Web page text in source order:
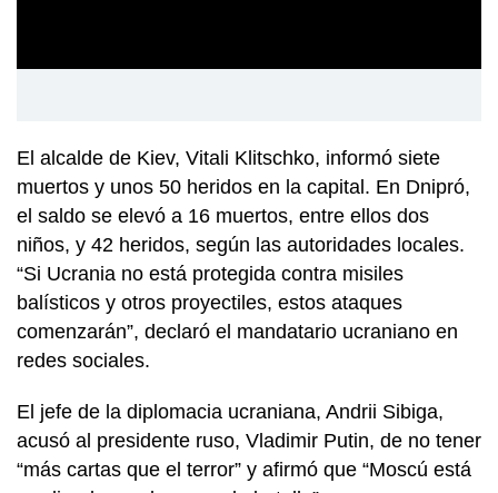
El alcalde de Kiev, Vitali Klitschko, informó siete
muertos y unos 50 heridos en la capital. En Dnipró,
el saldo se elevó a 16 muertos, entre ellos dos
niños, y 42 heridos, según las autoridades locales.
“Si Ucrania no está protegida contra misiles
balísticos y otros proyectiles, estos ataques
comenzarán”, declaró el mandatario ucraniano en
redes sociales.
El jefe de la diplomacia ucraniana, Andrii Sibiga,
acusó al presidente ruso, Vladimir Putin, de no tener
“más cartas que el terror” y afirmó que “Moscú está